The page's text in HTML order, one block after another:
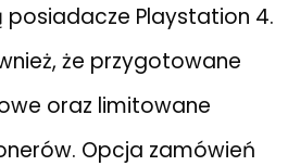
Playstation 4.
że przygotowane
oraz limitowane
Opcja zamówień